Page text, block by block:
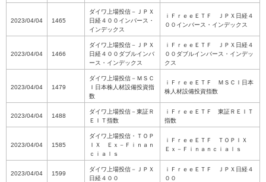
2023/04/04 1465
ダイワ上場投信－ＪＰＸ
日経４００インバース・
インデックス
ｉＦｒｅｅＥＴＦ ＪＰＸ日経４
００インバース・インデックス
2023/04/04 1466
ダイワ上場投信－ＪＰＸ
日経４００ダブルインバ
ース・インデックス
ｉＦｒｅｅＥＴＦ ＪＰＸ日経４
００ダブルインバース・インデッ
クス
2023/04/04 1479
ダイワ上場投信－ＭＳＣ
Ｉ日本株人材設備投資指
数
ｉＦｒｅｅＥＴＦ ＭＳＣＩ日本
株人材設備投資指数
2023/04/04 1488
ダイワ上場投信－東証Ｒ
ＥＩＴ指数
ｉＦｒｅｅＥＴＦ 東証ＲＥＩＴ
指数
2023/04/04 1585
ダイワ上場投信・ＴＯＰ
ＩＸ Ｅｘ－Ｆｉｎａｎ
ｃｉａｌｓ
ｉＦｒｅｅＥＴＦ ＴＯＰＩＸ
Ｅｘ－Ｆｉｎａｎｃｉａｌｓ
2023/04/04 1599
ダイワ上場投信－ＪＰＸ
日経４００
ｉＦｒｅｅＥＴＦ ＪＰＸ日経４
００